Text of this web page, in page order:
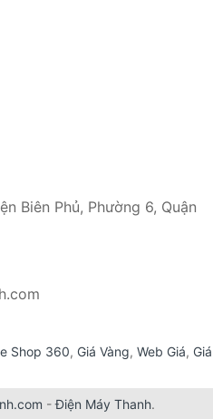
Biên Phủ, Phường 6, Quận
Shop 360, Giá Vàng, Web Giá, Giá
-Điện Máy Thanh.